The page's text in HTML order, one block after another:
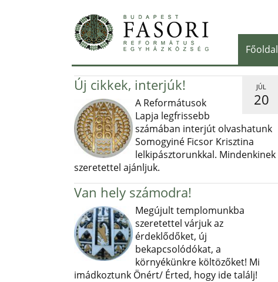
Főoldal
JÚL
20
Új cikkek, interjúk!
A Reformátusok
Lapja legfrissebb
számában interjút olvashatunk
Somogyiné Ficsor Krisztina
lelkipásztorunkkal. Mindenkinek
szeretettel ajánljuk.
Van hely számodra!
Megújult templomunkba
szeretettel várjuk az
érdeklődőket, új
bekapcsolódókat, a
környékünkre költözőket! Mi
imádkoztunk Önért/ Érted, hogy ide találj!